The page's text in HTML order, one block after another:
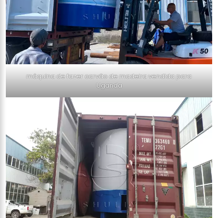
máquina de fazer carvão de madeira vendida para
Uganda